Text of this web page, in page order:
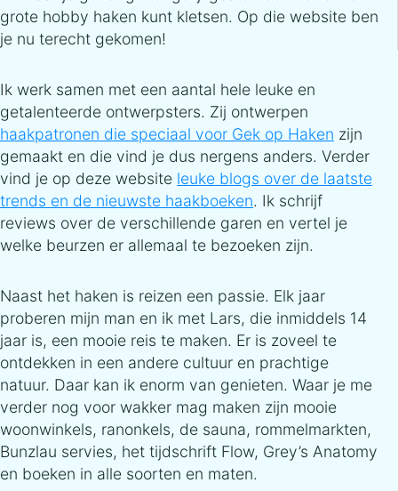
grote hobby haken kunt kletsen. Op die website ben
je nu terecht gekomen!
Ik werk samen met een aantal hele leuke en
getalenteerde ontwerpsters. Zij ontwerpen
haakpatronen die speciaal voor Gek op Haken zijn
gemaakt en die vind je dus nergens anders. Verder
vind je op deze website leuke blogs over de laatste
trends en de nieuwste haakboeken. Ik schrijf
reviews over de verschillende garen en vertel je
welke beurzen er allemaal te bezoeken zijn.
Naast het haken is reizen een passie. Elk jaar
proberen mijn man en ik met Lars, die inmiddels 14
jaar is, een mooie reis te maken. Er is zoveel te
ontdekken in een andere cultuur en prachtige
natuur. Daar kan ik enorm van genieten. Waar je me
verder nog voor wakker mag maken zijn mooie
woonwinkels, ranonkels, de sauna, rommelmarkten,
Bunzlau servies, het tijdschrift Flow, Grey’s Anatomy
en boeken in alle soorten en maten.